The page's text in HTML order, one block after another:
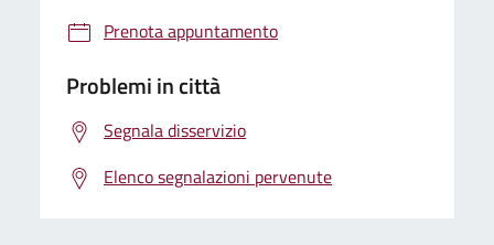
Prenota appuntamento
Problemi in città
Segnala disservizio
Elenco segnalazioni pervenute